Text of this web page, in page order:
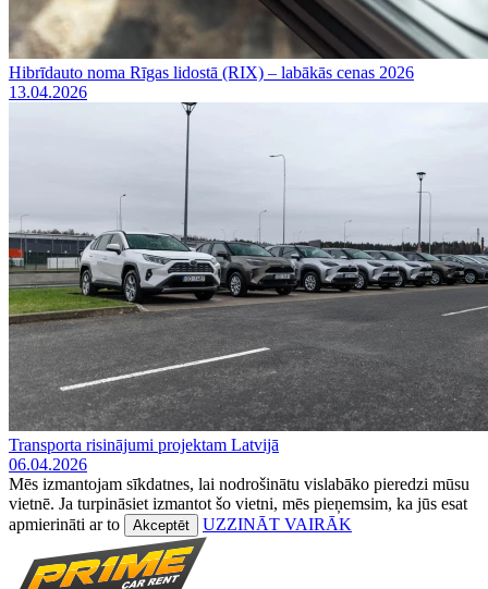
Hibrīdauto noma Rīgas lidostā (RIX) – labākās cenas 2026
13.04.2026
Transporta risinājumi projektam Latvijā
06.04.2026
Mēs izmantojam sīkdatnes, lai nodrošinātu vislabāko pieredzi mūsu
vietnē. Ja turpināsiet izmantot šo vietni, mēs pieņemsim, ka jūs esat
apmierināti ar to
Akceptēt UZZINĀT VAIRĀK